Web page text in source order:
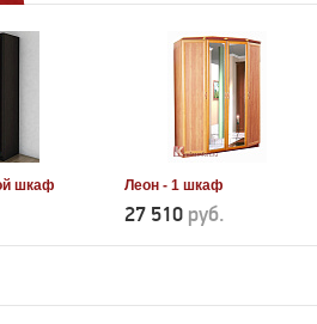
шкаф Леон - 1 шкаф
27 510 руб.